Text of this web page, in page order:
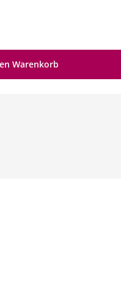
Warenkorb